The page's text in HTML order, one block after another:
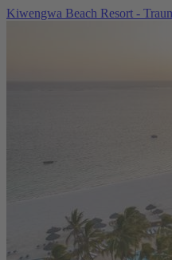
Kiwengwa Beach Resort -